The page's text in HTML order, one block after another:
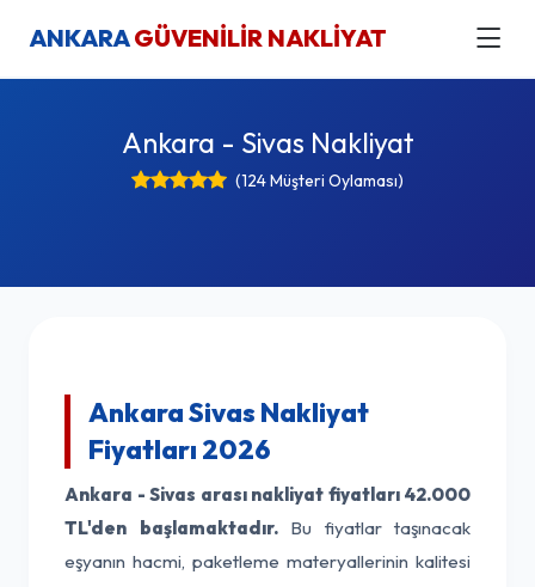
ANKARAGÜVENİLİR NAKLİYAT
Ankara - Sivas Nakliyat
(124 Müşteri Oylaması)
Ankara Sivas Nakliyat
Fiyatları 2026
Ankara - Sivas arası nakliyat fiyatları 42.000
TL'den başlamaktadır.Bu fiyatlar taşınacak
eşyanın hacmi, paketleme materyallerinin kalitesi